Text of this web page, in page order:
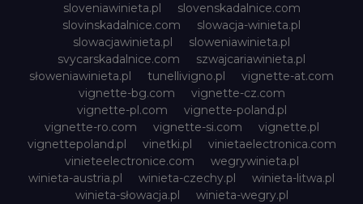
sloveniawinieta.pl
slovenskadalnice.com
slovinskadalnice.com
slowacja-winieta.pl
slowacjawinieta.pl
sloweniawinieta.pl
svycarskadalnice.com
szwajcariawinieta.pl
słoweniawinieta.pl
tunellivigno.pl
vignette-at.com
vignette-bg.com
vignette-cz.com
vignette-pl.com
vignette-poland.pl
vignette-ro.com
vignette-si.com
vignette.pl
vignettepoland.pl
vinetki.pl
vinietaelectronica.com
vinieteelectronice.com
wegrywinieta.pl
winieta-austria.pl
winieta-czechy.pl
winieta-litwa.pl
winieta-słowacja.pl
winieta-wegry.pl